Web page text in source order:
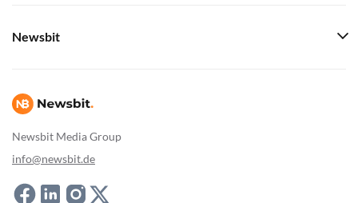
Newsbit Media Group
info@newsbit.de
Newsbit